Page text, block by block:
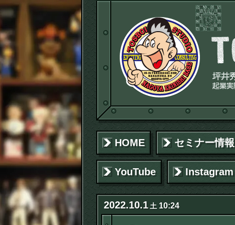
HOME セミナー情報
YouTube Instagram
2022.10.1 土 10:24